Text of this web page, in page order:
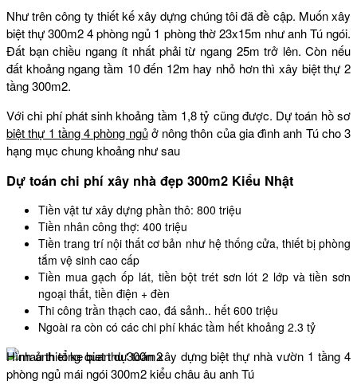
Như trên công ty thiết kế xây dựng chúng tôi đã đề cập. Muốn xây
biệt thự 300m2 4 phòng ngủ 1 phòng thờ 23x15m như anh Tú ngói.
Đất bạn chiều ngang ít nhất phải từ ngang 25m trở lên. Còn nếu
đất khoảng ngang tầm 10 đến 12m hay nhỏ hơn thì xây biệt thự 2
tầng 300m2.
Với chi phí phát sinh khoảng tầm 1,8 tỷ cũng được. Dự toán hồ sơ
biệt thự 1 tầng 4 phòng ngủở nông thôn của gia đình anh Tú cho 3
hạng mục chung khoảng như sau
Dự toán chi phí xây nhà đẹp 300m2 Kiểu Nhật
Tiền vật tư xây dựng phần thô: 800 triệu
Tiền nhân công thợ: 400 triệu
Tiền trang trí nội thất cơ bản như hệ thống cửa, thiết bị phòng
tắm vệ sinh cao cấp
Tiền mua gạch ốp lát, tiền bột trét sơn lót 2 lớp và tiền sơn
ngoại thất, tiền điện + đèn
Thi công trần thạch cao, đá sảnh.. hết 600 triệu
Ngoài ra còn có các chi phí khác tầm hết khoảng 2.3 tỷ
Hình ảnh tổng quan dự toán xây dựng biệt thự nhà vườn 1 tầng 4
phòng ngủ mái ngói 300m2 kiểu châu âu anh Tú